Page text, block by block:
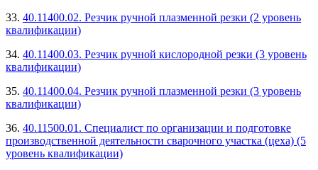
33. 40.11400.02. Резчик ручной плазменной резки (2 уровень
квалификации)
34. 40.11400.03. Резчик ручной кислородной резки (3 уровень
квалификации)
35. 40.11400.04. Резчик ручной плазменной резки (3 уровень
квалификации)
36. 40.11500.01. Специалист по организации и подготовке
производственной деятельности сварочного участка (цеха) (5
уровень квалификации)